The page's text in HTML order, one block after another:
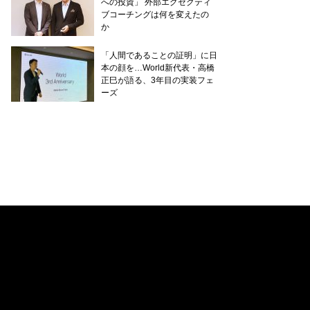
への投資」 外部エグゼクティ
ブコーチングは何を変えたの
か
「人間であることの証明」に日
本の顔を…World新代表・高橋
正巳が語る、3年目の実装フェ
ーズ